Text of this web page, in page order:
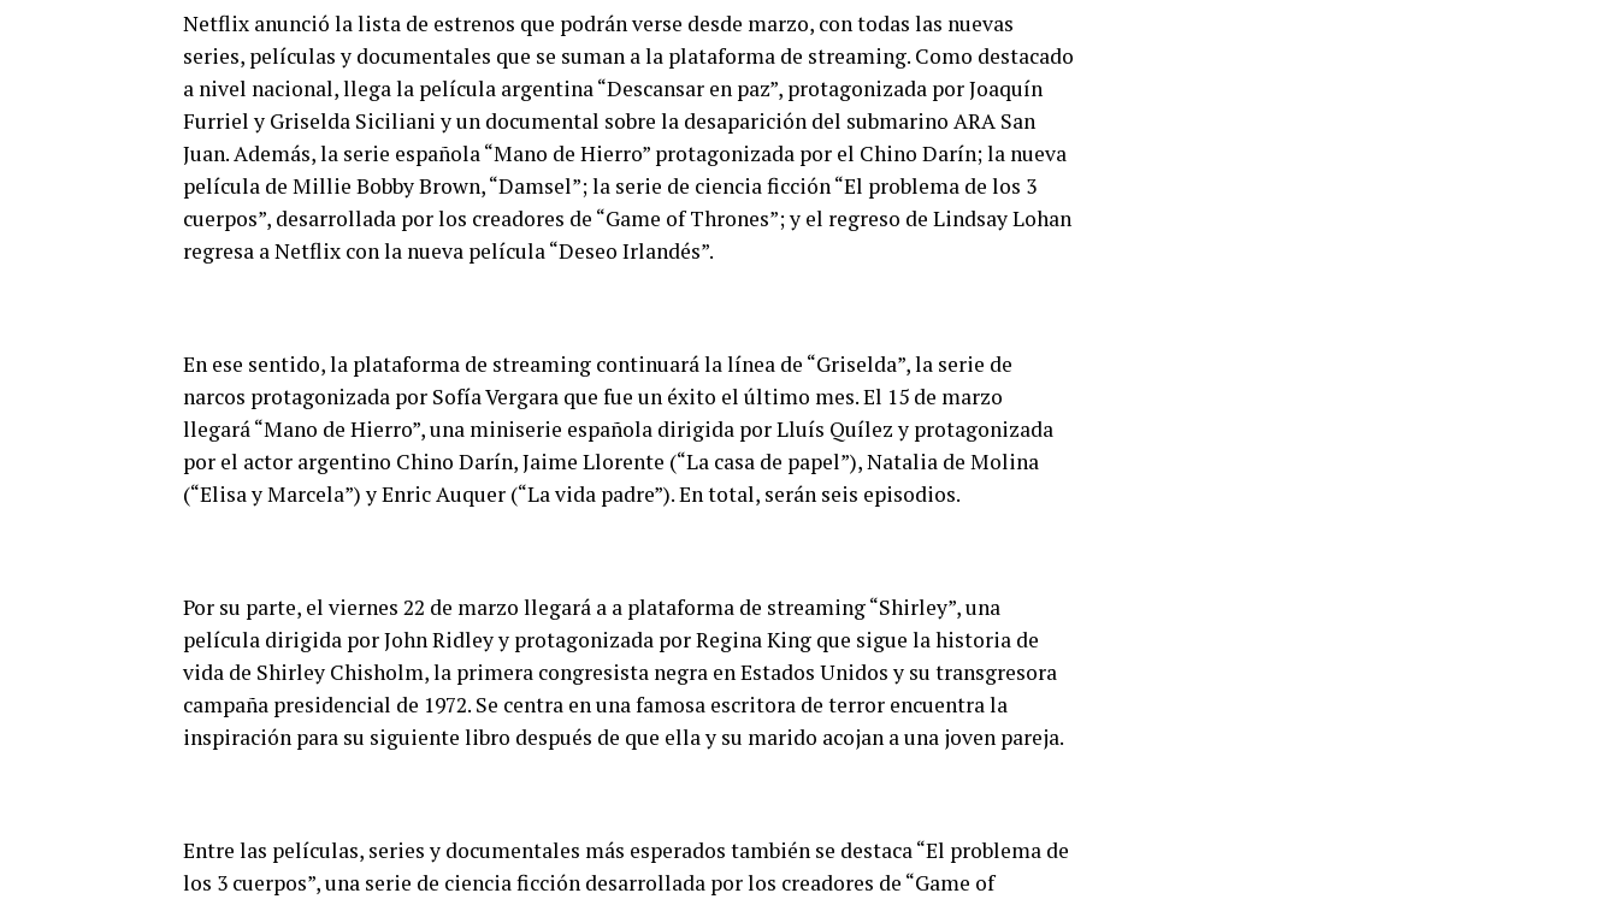
Netflix anunció la lista de estrenos que podrán verse desde marzo, con todas las nuevas
series, películas y documentales que se suman a la plataforma de streaming. Como destacado
a nivel nacional, llega la película argentina “Descansar en paz”, protagonizada por Joaquín
Furriel y Griselda Siciliani y un documental sobre la desaparición del submarino ARA San
Juan. Además, la serie española “Mano de Hierro” protagonizada por el Chino Darín; la nueva
película de Millie Bobby Brown, “Damsel”; la serie de ciencia ficción “El problema de los 3
cuerpos”, desarrollada por los creadores de “Game of Thrones”; y el regreso de Lindsay Lohan
regresa a Netflix con la nueva película “Deseo Irlandés”.
En ese sentido, la plataforma de streaming continuará la línea de “Griselda”, la serie de
narcos protagonizada por Sofía Vergara que fue un éxito el último mes. El 15 de marzo
llegará “Mano de Hierro”, una miniserie española dirigida por Lluís Quílez y protagonizada
por el actor argentino Chino Darín, Jaime Llorente (“La casa de papel”), Natalia de Molina
(“Elisa y Marcela”) y Enric Auquer (“La vida padre”). En total, serán seis episodios.
Por su parte, el viernes 22 de marzo llegará a a plataforma de streaming “Shirley”, una
película dirigida por John Ridley y protagonizada por Regina King que sigue la historia de
vida de Shirley Chisholm, la primera congresista negra en Estados Unidos y su transgresora
campaña presidencial de 1972. Se centra en una famosa escritora de terror encuentra la
inspiración para su siguiente libro después de que ella y su marido acojan a una joven pareja.
Entre las películas, series y documentales más esperados también se destaca “El problema de
los 3 cuerpos”, una serie de ciencia ficción desarrollada por los creadores de “Game of